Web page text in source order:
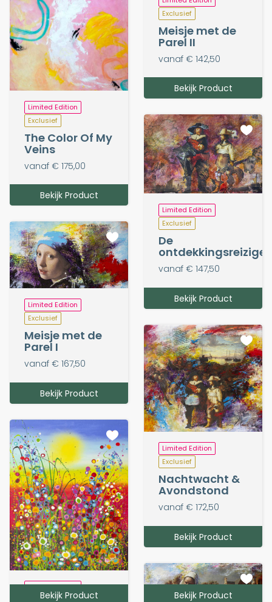
Exclusief
Meisje met de
Parel II
vanaf € 142,50
Bekijk Product
Limited Edition
Exclusief
The Color Of My
Veins
vanaf € 175,00
Bekijk Product
Limited Edition
Exclusief
De
vanaf € 147,50
Bekijk Product
Limited Edition
Exclusief
Meisje met de
Parel I
vanaf € 167,50
Bekijk Product
Limited Edition
Exclusief
Nachtwacht &
Avondstond
vanaf € 172,50
Bekijk Product
Limited Edition
Bekijk Product Bekijk Product